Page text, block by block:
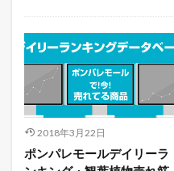
2018年3月22日
ポンパレモールデイリーラ